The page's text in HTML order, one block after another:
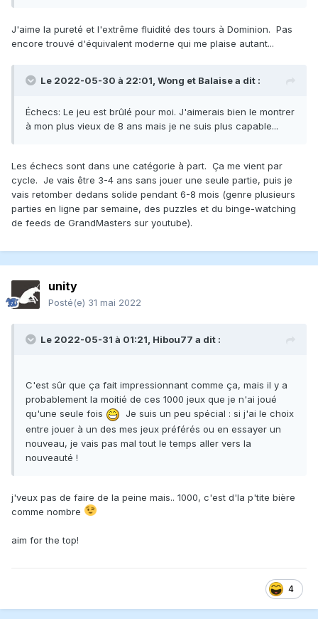
J'aime la pureté et l'extrême fluidité des tours à Dominion. Pas
encore trouvé d'équivalent moderne qui me plaise autant...
Le 2022-05-30 à 22:01, Wong et Balaisea dit :
Échecs: Le jeu est brûlé pour moi. J'aimerais bien le montrer
à mon plus vieux de 8 ans mais je ne suis plus capable...
Les échecs sont dans une catégorie à part. Ça me vient par
cycle. Je vais être 3-4 ans sans jouer une seule partie, puis je
vais retomber dedans solide pendant 6-8 mois (genre plusieurs
parties en ligne par semaine, des puzzles et du binge-watching
de feeds de GrandMasters sur youtube).
unity
Posté(e) 31 mai 2022
Le 2022-05-31 à 01:21, Hibou77 a dit :
C'est sûr que ça fait impressionnant comme ça, mais il y a
probablement la moitié de ces 1000 jeux que je n'ai joué
qu'une seule fois
Je suis un peu spécial : si j'ai le choix
entre jouer à un des mes jeux préférés ou en essayer un
nouveau, je vais pas mal tout le temps aller vers la
nouveauté !
j'veux pas de faire de la peine mais.. 1000, c'est d'la p'tite bière
comme nombre
aim for the top!
4